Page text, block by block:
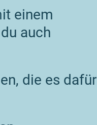
einem
auch
die es dafür